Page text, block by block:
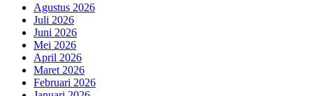
Agustus 2026
Juli 2026
Juni 2026
Mei 2026
April 2026
Maret 2026
Februari 2026